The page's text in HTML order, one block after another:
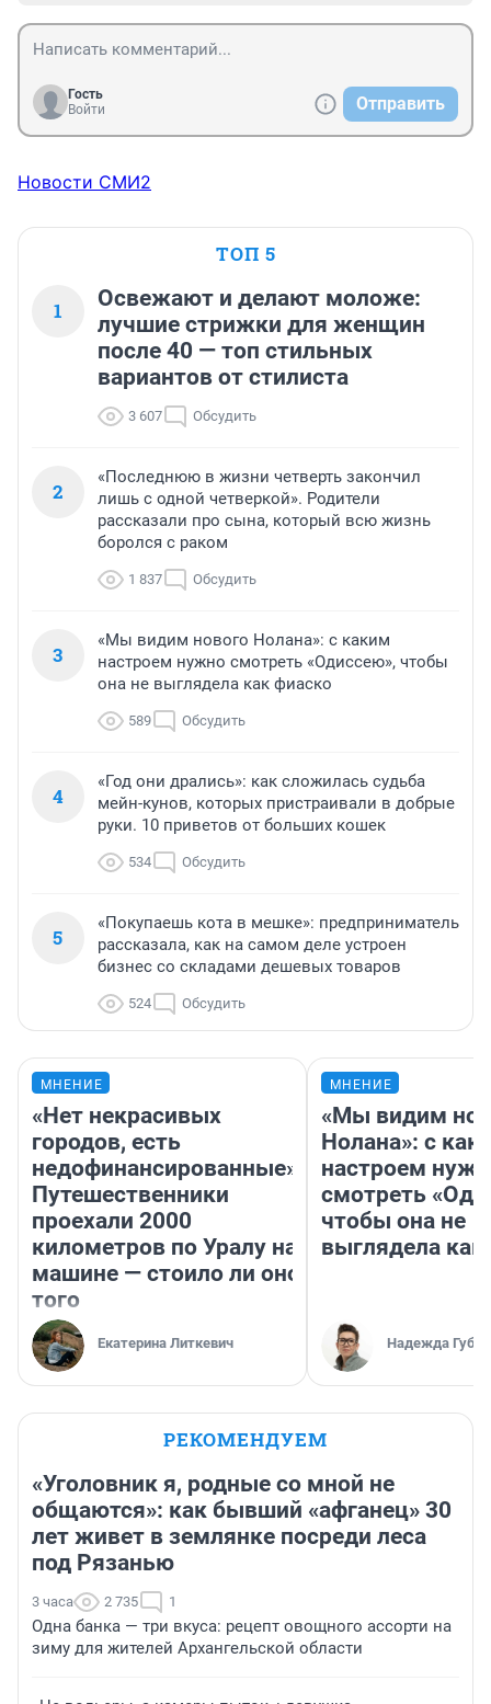
Гость
Войти
Отправить
Новости СМИ2
ТОП 5
1
Освежают и делают моложе:
лучшие стрижки для женщин
после 40 — топ стильных
вариантов от стилиста
3 607 Обсудить
2
«Последнюю в жизни четверть закончил
лишь с одной четверкой». Родители
рассказали про сына, который всю жизнь
боролся с раком
1 837 Обсудить
3
«Мы видим нового Нолана»: с каким
настроем нужно смотреть «Одиссею», чтобы
она не выглядела как фиаско
589 Обсудить
4
«Год они дрались»: как сложилась судьба
мейн-кунов, которых пристраивали в добрые
руки. 10 приветов от больших кошек
534 Обсудить
5
«Покупаешь кота в мешке»: предприниматель
рассказала, как на самом деле устроен
бизнес со складами дешевых товаров
524 Обсудить
МНЕНИЕ
«Нет некрасивых
городов, есть
недофинансированные».
Путешественники
проехали 2000
километров по Уралу на
машине — стоило ли оно
того
Екатерина Литкевич
МНЕНИЕ
«Мы видим
Нолана»: с
настроем
смотреть
чтобы она не
выглядела как
Надежда
РЕКОМЕНДУЕМ
«Уголовник я, родные со мной не
общаются»: как бывший «афганец» 30
лет живет в землянке посреди леса
под Рязанью
3 часа 2 735 1
Одна банка — три вкуса: рецепт овощного ассорти на
зиму для жителей Архангельской области